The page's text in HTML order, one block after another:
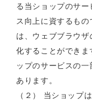
る当ショップのサ
ス向上に資するも
は、ウェブブラウ
化することができ
ップのサービスの
あります。
（２） 当ショップ